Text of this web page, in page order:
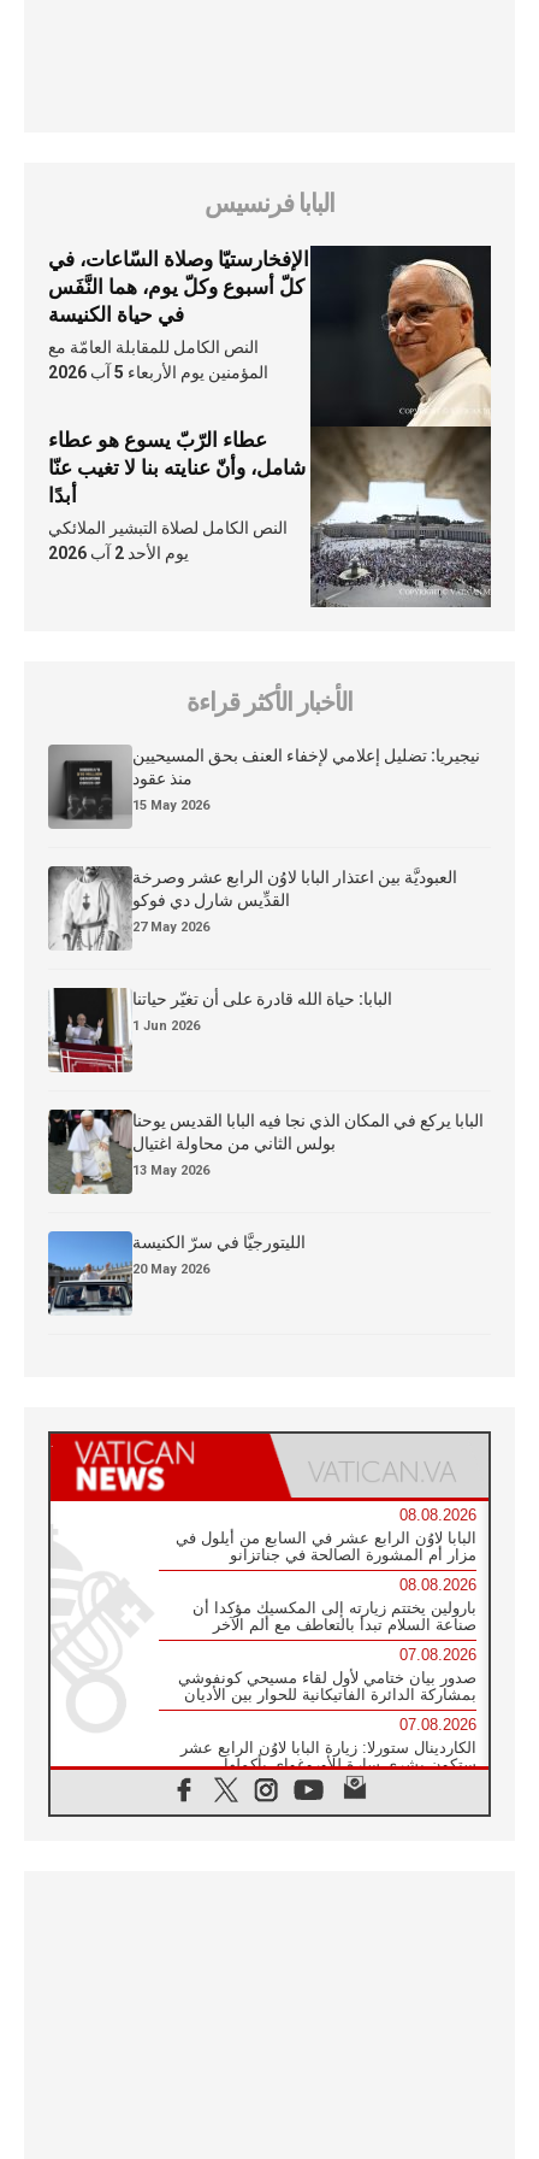
البابا فرنسيس
الإفخارستيّا وصلاة السّاعات، في
كلّ أسبوع وكلّ يوم، هما النَّفَس
في حياة الكنيسة
النص الكامل للمقابلة العامّة مع
المؤمنين يوم الأربعاء 5 آب 2026
عطاء الرّبّ يسوع هو عطاء
شامل، وأنّ عنايته بنا لا تغيب عنّا
أبدًا
النص الكامل لصلاة التبشير الملائكي
يوم الأحد 2 آب 2026
الأخبار الأكثر قراءة
نيجيريا: تضليل إعلامي لإخفاء العنف بحق المسيحيين
منذ عقود
15 May 2026
العبوديَّة بين اعتذار البابا لاوُن الرابع عشر وصرخة
القدِّيس شارل دي فوكو
27 May 2026
البابا: حياة الله قادرة على أن تغيّر حياتنا
1 Jun 2026
البابا يركع في المكان الذي نجا فيه البابا القديس يوحنا
بولس الثاني من محاولة اغتيال
13 May 2026
الليتورجيَّا في سرّ الكنيسة
20 May 2026
08.08.2026
البابا لاوُن الرابع عشر في السابع من أيلول في
مزار أم المشورة الصالحة في جناتزانو
08.08.2026
بارولين يختتم زيارته إلى المكسيك مؤكدا أن
صناعة السلام تبدأ بالتعاطف مع ألم الآخر
07.08.2026
صدور بيان ختامي لأول لقاء مسيحي كونفوشي
بمشاركة الدائرة الفاتيكانية للحوار بين الأديان
07.08.2026
الكاردينال ستورلا: زيارة البابا لاوُن الرابع عشر
ستكون بشرى سارة للأوروغواي بأكملها
الفاتيكان يعلن برنامج الزيارة الرسولية للبابا لاوُن